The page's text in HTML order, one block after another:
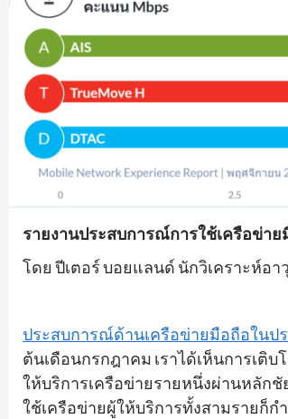
รายงานประสบการณ์การใช้เครือข่าย
โดย ปีเตอร์ บอยแลนด์ นักวิเคราะห์อา
ประสบการณ์ด้านเครือข่ายมือถือในปร
ต้นเดือนกรกฎาคม เราได้เห็นการเติ
ให้บริการเครือข่ายรายหนึ่งผ่านหลัก
ใช้เครือข่ายผู้ให้บริการทั้งสามรายก็